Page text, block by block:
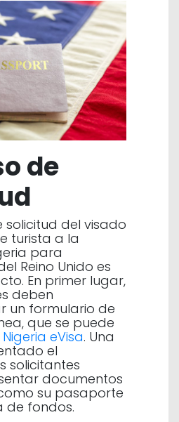
de
solicitud del visado
turista a la
para
Reino Unido es
En primer lugar,
deben
un formulario de
que se puede
Nigeria eVisa. Una
el
solicitantes
documentos
su pasaporte
de fondos.